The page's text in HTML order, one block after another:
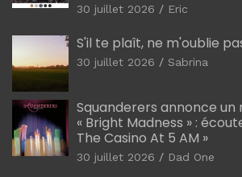
30 juillet 2026 Eric
S'il te plaît, ne m'oublie
30 juillet 2026 Sabrina
Squanderers annonce un
« Bright Madness » :
The Casino At 5 AM »
30 juillet 2026 Dad One